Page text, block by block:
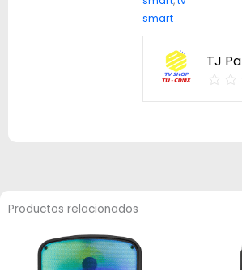
smart
TJ
Productos relacionados